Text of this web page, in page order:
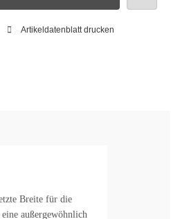
Artikeldatenblatt drucken
Breite für die
außergewöhnlich